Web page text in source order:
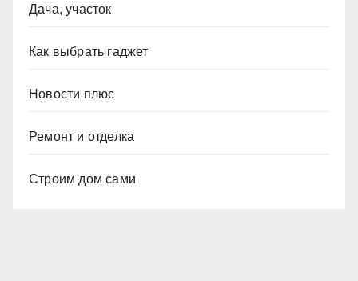
Дача, участок
Как выбрать гаджет
Новости плюс
Ремонт и отделка
Строим дом сами